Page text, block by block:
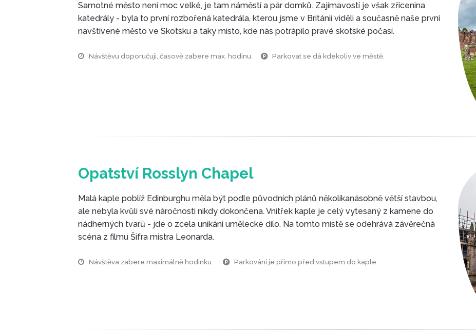
Samotné město není moc velké, je tam náměstí a pár domků. Zajímavostí je však zřícenina
katedrály - byla to první rozbořená katedrála, kterou jsme v Británii viděli a současně naše první
navštívené město ve Skotsku a taky místo, kde nás potrápilo pravé skotské počasí.
Návštěvu doporučuji, časově zabere max. hodinu. Parkovat se dá kdekoliv ve městě.
Opatství Rosslyn Chapel
Malá kaple poblíž Edinburghu měla být podle původních plánů několikanásobně větší stavbou,
ale nebyla kvůli své náročnosti nikdy dokončena. Vnitřek kaple je celý vytesaný z kamene do
nádherných tvarů - jde o zcela unikání umělecké dílo. Na tomto místě se odehrává závěrečná
scéna z filmu Šifra mistra Leonarda.
Návštěva zabere maximálně hodinku. Parkování je přímo před vstupem do kaple.